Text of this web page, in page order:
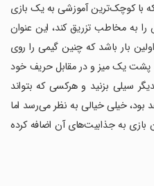
با کوچک‌ترین آموزشی به یک بازی
به مخاطب تزریق کند، این عنوان
بار باشد که چنین گیمی را روی
پشت یک میز و در مقابل حریف خود
سیلی بزنید و هرکسی که بتواند
بود، خیلی خیالی به نظر می‌رسد اما
به جذابیت‌های آن اضافه کرده